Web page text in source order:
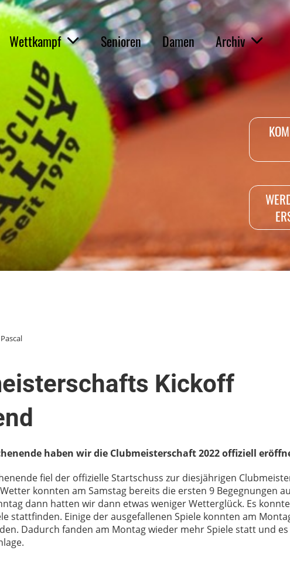
Wettkampf Senioren Damen
Archiv
Kickoff
haben wir die Clubmeisterschaft 2022 offiziell
fiel der offizielle Startschuss zur diesjährigen
konnten am Samstag bereits die ersten 9 Begegnungen
dann hatten wir dann etwas weniger Wetterglück. Es
stattfinden. Einige der ausgefallenen Spiele konnten am
Dadurch fanden am Montag wieder mehr Spiele statt und